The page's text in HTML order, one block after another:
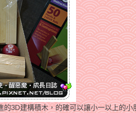
3D建構積木，的確可以讓小一以上的